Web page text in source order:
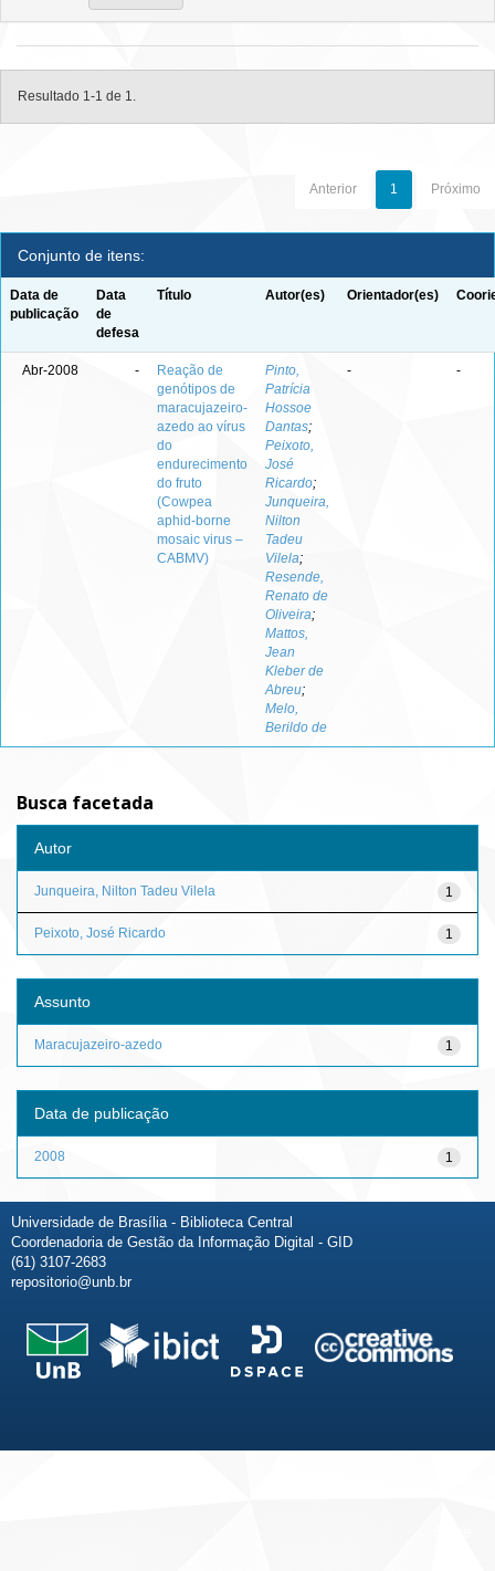
Resultado 1-1 de 1.
Anterior 1 Próximo
Conjunto de itens:
Data de
publicação
Data
de
defesa
Título Autor(es) Orientador(es)
Abr-2008 -
Reação de
genótipos de
maracujazeiro-
azedo ao vírus
do
endurecimento
do fruto
(Cowpea
aphid-borne
mosaic virus –
CABMV)
Pinto,
Patrícia
Hossoe
Dantas;
Peixoto,
José
Ricardo;
Junqueira,
Nilton
Tadeu
Vilela;
Resende,
Renato de
Oliveira;
Mattos,
Jean
Kleber de
Abreu;
Melo,
Berildo de
- -
Busca facetada
Autor
1
Junqueira, Nilton Tadeu Vilela
1
Peixoto, José Ricardo
Assunto
1
Maracujazeiro-azedo
Data de publicação
1
2008
Universidade de Brasília - Biblioteca Central
Coordenadoria de Gestão da Informação Digital - GID
(61) 3107-2683
repositorio@unb.br